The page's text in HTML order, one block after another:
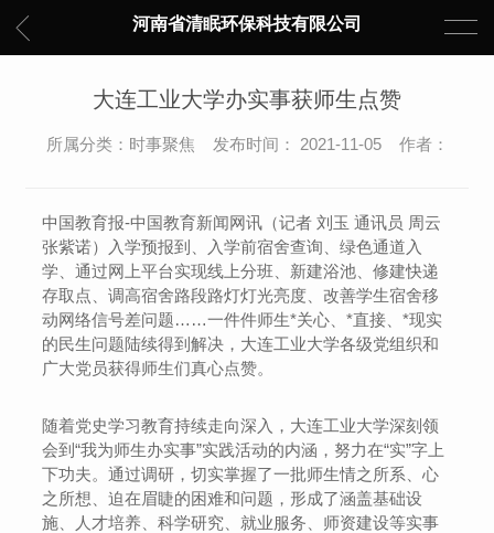
河南省清眠环保科技有限公司
大连工业大学办实事获师生点赞
所属分类：时事聚焦 发布时间： 2021-11-05 作者：
中国教育报-中国教育新闻网讯（记者 刘玉 通讯员 周云
张紫诺）入学预报到、入学前宿舍查询、绿色通道入
学、通过网上平台实现线上分班、新建浴池、修建快递
存取点、调高宿舍路段路灯灯光亮度、改善学生宿舍移
动网络信号差问题……一件件师生*关心、*直接、*现实
的民生问题陆续得到解决，大连工业大学各级党组织和
广大党员获得师生们真心点赞。
随着党史学习教育持续走向深入，大连工业大学深刻领
会到“我为师生办实事”实践活动的内涵，努力在“实”字上
下功夫。通过调研，切实掌握了一批师生情之所系、心
之所想、迫在眉睫的困难和问题，形成了涵盖基础设
施、人才培养、科学研究、就业服务、师资建设等实事